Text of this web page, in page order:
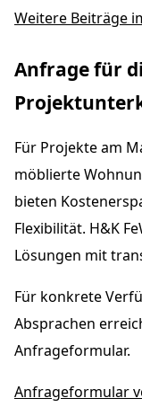
Weitere Beiträge
Anfrage für
Für Projekte am
möblierte
bieten
Flexibilität. H&K
Lösungen mit
Für konkrete
Absprachen
Anfrageformular.
Anfrageformular